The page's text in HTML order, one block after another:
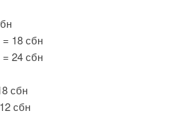
= 18 сбн
= 24 сбн
сбн
сбн